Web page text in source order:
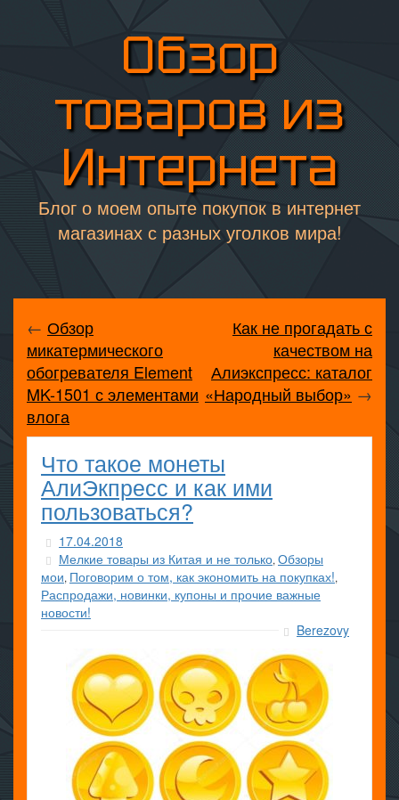
Обзор
товаров из
Интернета
Блог о моем опыте покупок в интернет
магазинах с разных уголков мира!
← Обзор
микатермического
обогревателя Element
MK-1501 с элементами
влога
Как не прогадать с
качеством на
Алиэкспресс: каталог
«Народный выбор» →
Что такое монеты
АлиЭкпресс и как ими
пользоваться?
17.04.2018
Мелкие товары из Китая и не только, Обзоры
мои, Поговорим о том, как экономить на покупках!,
Распродажи, новинки, купоны и прочие важные
новости!
Berezovy